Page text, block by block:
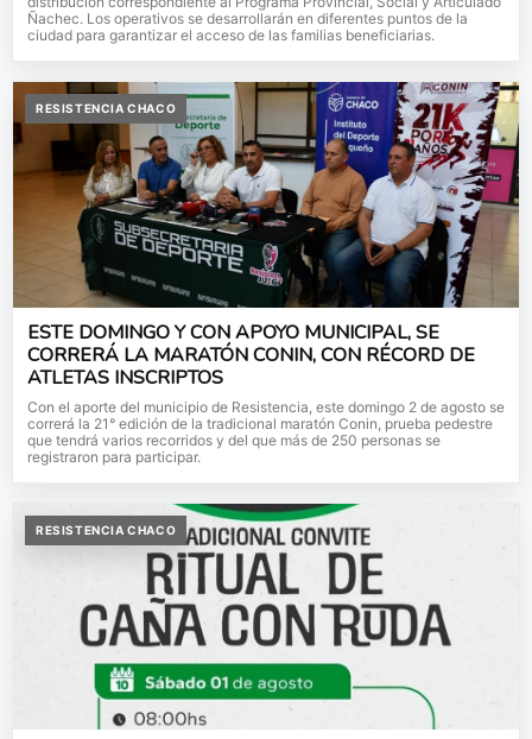
Ñachec. Los operativos se desarrollarán en diferentes puntos de la
ciudad para garantizar el acceso de las familias beneficiarias.
RESISTENCIA CHACO
ESTE DOMINGO Y CON APOYO MUNICIPAL, SE
CORRERÁ LA MARATÓN CONIN, CON RÉCORD DE
ATLETAS INSCRIPTOS
Con el aporte del municipio de Resistencia, este domingo 2 de agosto se
correrá la 21° edición de la tradicional maratón Conin, prueba pedestre
que tendrá varios recorridos y del que más de 250 personas se
registraron para participar.
RESISTENCIA CHACO